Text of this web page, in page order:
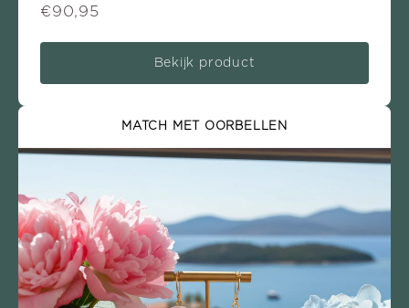
€90,95
Bekijk product
MATCH MET OORBELLEN